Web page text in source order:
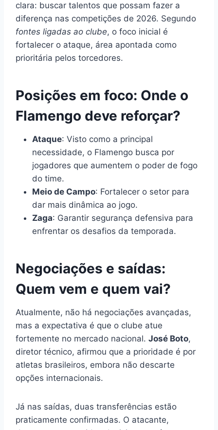
clara: buscar talentos que possam fazer a
diferença nas competições de 2026. Segundo
fontes ligadas ao clube, o foco inicial é
fortalecer o ataque, área apontada como
prioritária pelos torcedores.
Posições em foco: Onde o
Flamengo deve reforçar?
Ataque: Visto como a principal
necessidade, o Flamengo busca por
jogadores que aumentem o poder de fogo
do time.
Meio de Campo: Fortalecer o setor para
dar mais dinâmica ao jogo.
Zaga: Garantir segurança defensiva para
enfrentar os desafios da temporada.
Negociações e saídas:
Quem vem e quem vai?
Atualmente, não há negociações avançadas,
mas a expectativa é que o clube atue
fortemente no mercado nacional. José Boto,
diretor técnico, afirmou que a prioridade é por
atletas brasileiros, embora não descarte
opções internacionais.
Já nas saídas, duas transferências estão
praticamente confirmadas. O atacante,